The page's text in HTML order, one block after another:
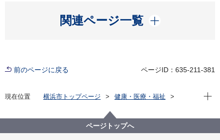
関連ページ一覧
開く
前のページに戻る ページID：635-211-381
現在位置 横浜市トップページ
健康・医療・福祉
特定医療費（指定難病）助成制度
特定医療費（指定難病）助成制度（市外への転居・市
外からの転入）
現在
ページトップへ